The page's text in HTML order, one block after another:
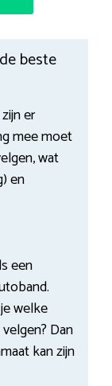
beste
er
mee moet
wat
en
een
welke
Dan
kan zijn